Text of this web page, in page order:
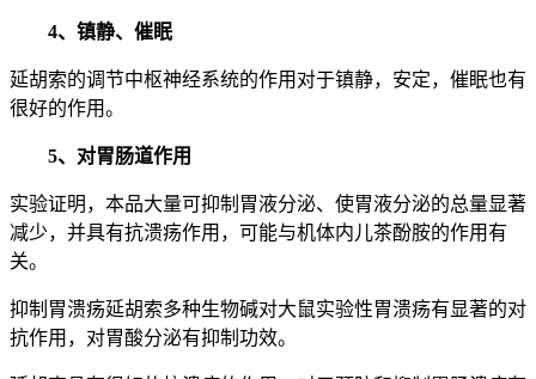
4、镇静、催眠
延胡索的调节中枢神经系统的作用对于镇静，安定，催眠也有
很好的作用。
5、对胃肠道作用
实验证明，本品大量可抑制胃液分泌、使胃液分泌的总量显著
减少，并具有抗溃疡作用，可能与机体内儿茶酚胺的作用有
关。
抑制胃溃疡延胡索多种生物碱对大鼠实验性胃溃疡有显著的对
抗作用，对胃酸分泌有抑制功效。